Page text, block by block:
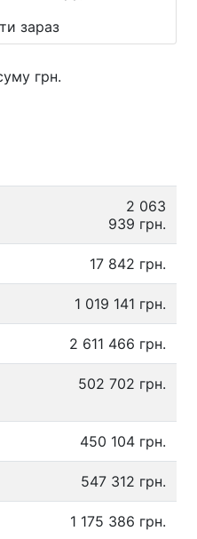
зараз
грн.
2 063
939 грн.
17 842 грн.
1 019 141 грн.
2 611 466 грн.
502 702 грн.
450 104 грн.
547 312 грн.
1 175 386 грн.